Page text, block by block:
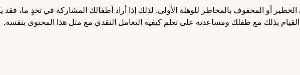
أو المحفوف بالمخاطر للوهلة الأولى. لذلك إذا أراد أطفالك المشاركة في تحدٍ ما،
بذلك مع طفلك ومساعدته على تعلم كيفية التعامل النقدي مع مثل هذا المحتوى بنفسه.